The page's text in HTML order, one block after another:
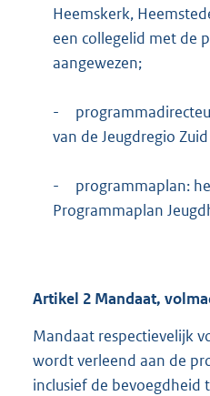
Heemskerk,
een collegelid met de
aangewezen;
-
van de Jeugdregio
-
programmaplan:
Programmaplan
Artikel 2 Mandaat,
Mandaat respectievelijk
wordt verleend aan de
inclusief de bevoegdheid